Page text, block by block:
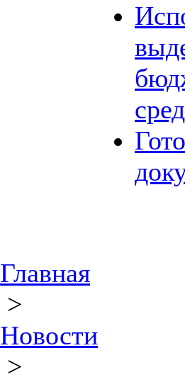
Главная
>
Новости
>